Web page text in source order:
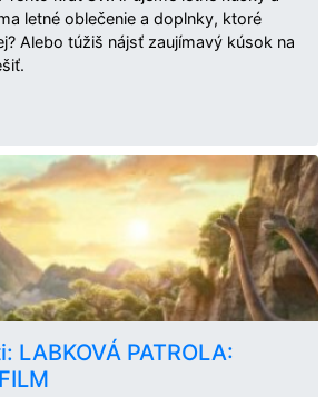
letné oblečenie a doplnky, ktoré
Alebo túžiš nájsť zaujímavý kúsok na
LABKOVÁ PATROLA: